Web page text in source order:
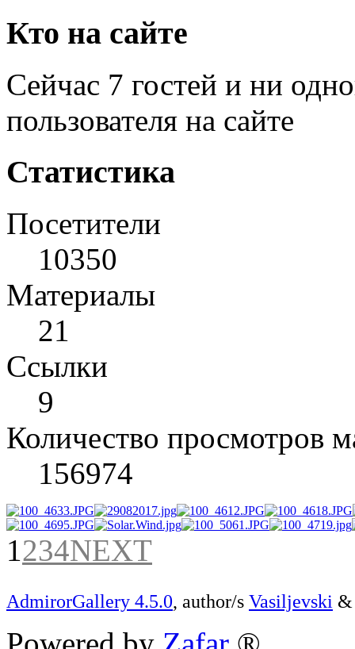
Кто на сайте
Сейчас 7 гостей и ни
пользователя на сайте
Статистика
Посетители
10350
Материалы
21
Cсылки
9
Количество просмотров
156974
1 234NEXT
AdmirorGallery 4.5.0, author/s Vasiljevski